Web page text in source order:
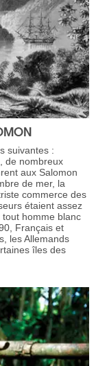
suivantes :
de nombreux
aux Salomon
de mer, la
commerce des
étaient assez
homme blanc
Français et
les Allemands
îles des